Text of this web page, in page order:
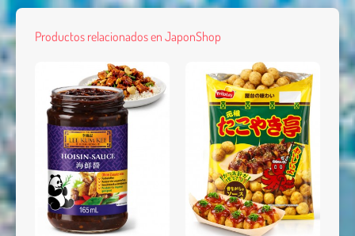
Productos relacionados en JaponShop